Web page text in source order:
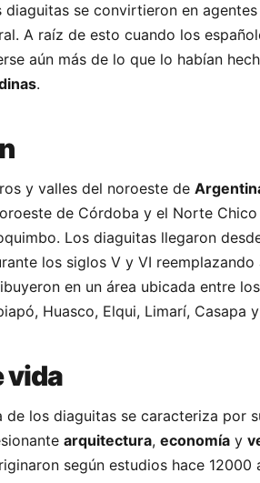
diaguitas se convirtieron en
A raíz de esto cuando los
aún más de lo que lo habían
.
y valles del noroeste de
de Córdoba y el Norte Chico
Los diaguitas llegaron
los siglos V y VI
en un área ubicada entre
Huasco, Elqui, Limarí, Casapa
vida
de los diaguitas se caracteriza por
arquitectura, economía y
según estudios hace 12000